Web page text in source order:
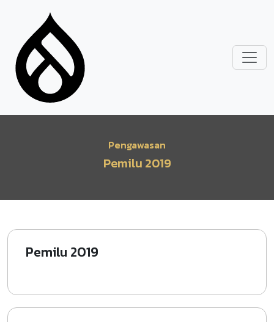
Pengawasan
Pemilu 2019
Pemilu 2019